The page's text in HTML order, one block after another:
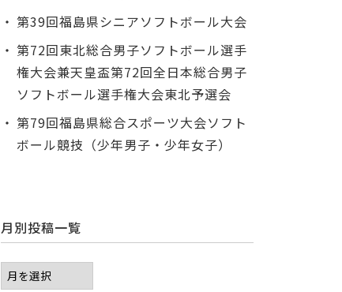
第39回福島県シニアソフトボール大会
第72回東北総合男子ソフトボール選手
権大会兼天皇盃第72回全日本総合男子
ソフトボール選手権大会東北予選会
第79回福島県総合スポーツ大会ソフト
ボール競技（少年男子・少年女子）
月別投稿一覧